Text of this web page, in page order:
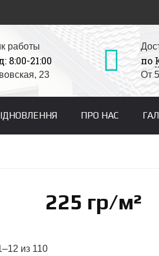
работы
8:00-21:00
23
по
От
ПРО НАС
225 гр/м²
из 110